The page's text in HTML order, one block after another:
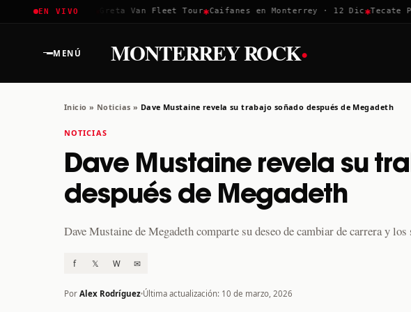
EN VIVO
Coachella 2026✱ Greta Van Fleet Tour✱Caifanes en Monterrey · 12 Dic ✱Tecate Pa'l
MENÚ MONTERREY ROCK·
Inicio » Noticias » Dave Mustaine revela su trabajo soñado después de Megadeth
NOTICIAS
Dave Mustaine revela su
después de Megadeth
Dave Mustaine de Megadeth comparte su deseo de cambiar de carrera y
f 𝕏 W ✉
Por Alex Rodríguez Última actualización: 10 de marzo, 2026